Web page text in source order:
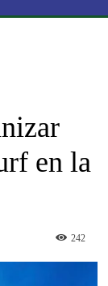
en la
242